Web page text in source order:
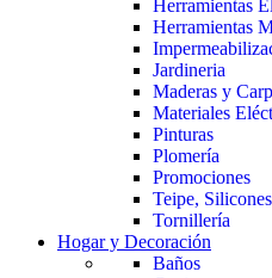
Herramientas
Herramientas
Jardineria
Maderas y
Materiales
Pinturas
Plomería
Promociones
Teipe,
Tornillería
Hogar y Decoración
Baños